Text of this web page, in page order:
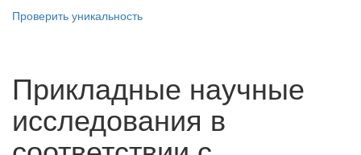
Проверить уникальность
Прикладные научные
исследования в